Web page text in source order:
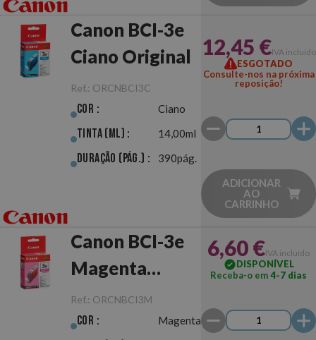
Canon BCI-3e
Ciano Original
Ref.: ORCNBCI3C
Cor : Ciano
Tinta (ml) : 14,00ml
Duração (pág.) : 390pág.
12,45 €IVA incluído
ESGOTADO
Consulte-nos na próxima
reposição!
ADICIONAR
AO
CARRINHO
Canon BCI-3e
Magenta
Original
Ref.: ORCNBCI3M
Cor : Magenta
6,60 €IVA incluído
DISPONÍVEL
Receba-o em4-7 dias